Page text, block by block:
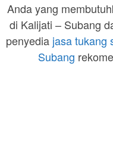
Anda yang
di Kalijati – Subang
penyedia jasa tukang
Subang